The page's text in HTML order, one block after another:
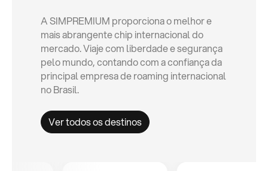
A SIMPREMIUM proporciona o melhor e
mais abrangente chip internacional do
mercado. Viaje com liberdade e segurança
pelo mundo, contando com a confiança da
principal empresa de roaming internacional
no Brasil.
Ver todos os destinos